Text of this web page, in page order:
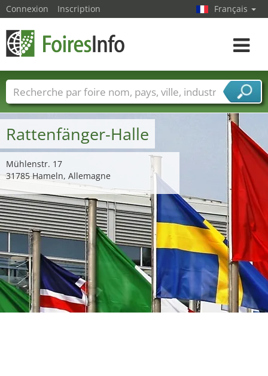
Rattenfänger-Halle
Mühlenstr. 17
31785 Hameln, Allemagne
Connexion Inscription Français
Toggle
Foire noms Pays Villes
Secteurs de foire
Secteurs du fournisseur de services